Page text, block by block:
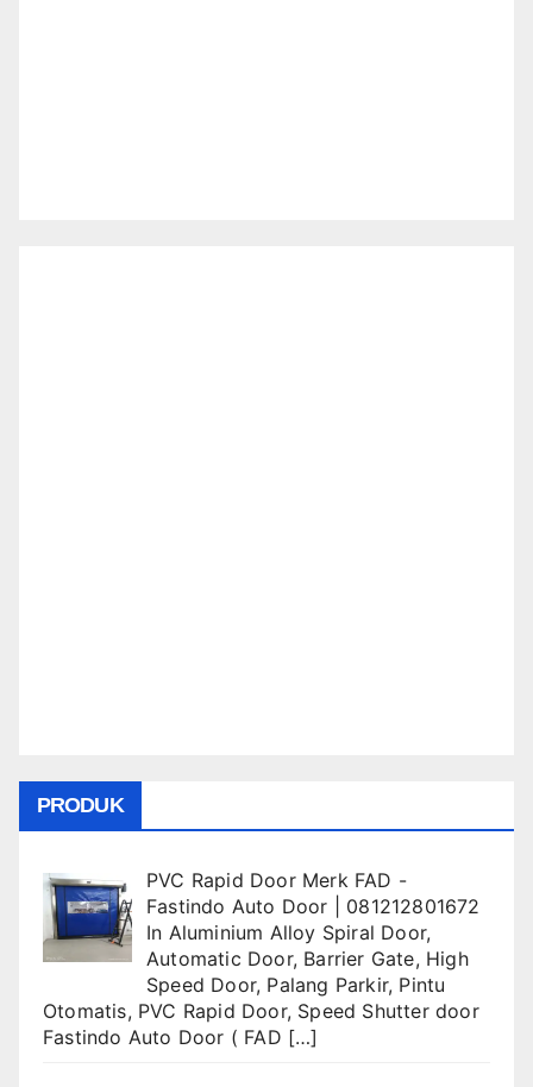
PRODUK
PVC Rapid Door Merk FAD -
Fastindo Auto Door | 081212801672
In Aluminium Alloy Spiral Door,
Automatic Door, Barrier Gate, High
Speed Door, Palang Parkir, Pintu
Otomatis, PVC Rapid Door, Speed Shutter door
Fastindo Auto Door ( FAD […]